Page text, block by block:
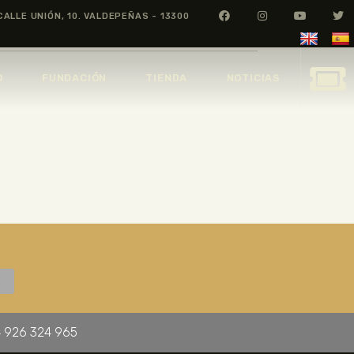
UNIÓN, 10. VALDEPEÑAS - 13300
926 324 965